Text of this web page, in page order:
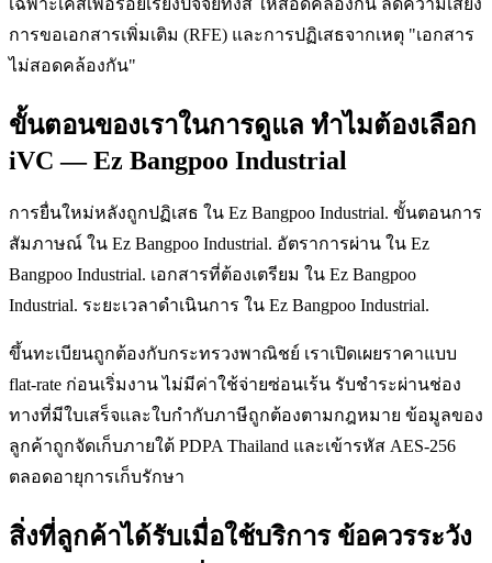
การขอเอกสารเพิ่มเติม (RFE) และการปฏิเสธจากเหตุ "เอกสาร
ไม่สอดคล้องกัน"
ขั้นตอนของเราในการดูแล ทำไมต้องเลือก
iVC — Ez Bangpoo Industrial
การยื่นใหม่หลังถูกปฏิเสธ ใน Ez Bangpoo Industrial. ขั้นตอนการ
สัมภาษณ์ ใน Ez Bangpoo Industrial. อัตราการผ่าน ใน Ez
Bangpoo Industrial. เอกสารที่ต้องเตรียม ใน Ez Bangpoo
Industrial. ระยะเวลาดำเนินการ ใน Ez Bangpoo Industrial.
ขึ้นทะเบียนถูกต้องกับกระทรวงพาณิชย์ เราเปิดเผยราคาแบบ
flat-rate ก่อนเริ่มงาน ไม่มีค่าใช้จ่ายซ่อนเร้น รับชำระผ่านช่อง
ทางที่มีใบเสร็จและใบกำกับภาษีถูกต้องตามกฎหมาย ข้อมูลของ
ลูกค้าถูกจัดเก็บภายใต้ PDPA Thailand และเข้ารหัส AES-256
ตลอดอายุการเก็บรักษา
สิ่งที่ลูกค้าได้รับเมื่อใช้บริการ ข้อควรระวัง